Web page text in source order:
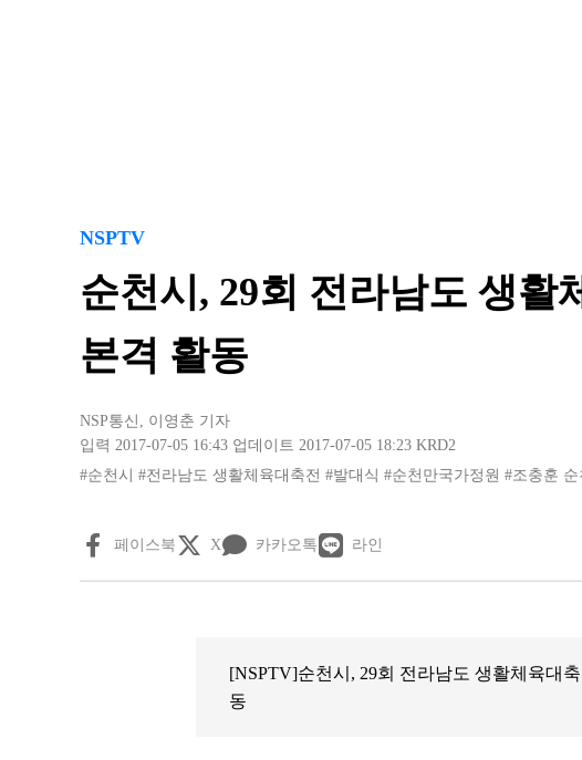
NSPTV
순천시, 29회 전라남도 생활
본격 활동
NSP통신 , 이영춘 기자
입력 2017-07-05 16:43 업데이트 2017-07-05 18:23 KRD2
#순천시
#전라남도 생활체육대축전 #발대식 #순천만국가정원 #조충훈
페이스북 X 카카오톡 라인
[NSPTV]순천시, 29회 전라남도 생활체육대
동